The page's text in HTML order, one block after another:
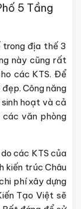
5 Tầng
địa thế 3
này cũng rất
các KTS. Để
Công năng
hoạt và cả
các văn phòng
các KTS của
kiến trúc Châu
phí xây dựng
Tạo Việt sẽ